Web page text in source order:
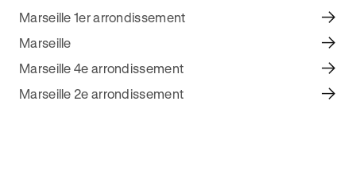
Marseille 1er arrondissement
Marseille
Marseille 4e arrondissement
Marseille 2e arrondissement